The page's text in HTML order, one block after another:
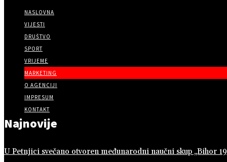
NASLOVNA
VIJESTI
DRUŠTVO
SPORT
VRIJEME
MARKETING
O AGENCIJI
IMPRESUM
KONTAKT
Najnovije
U Petnjici svečano otvoren međunarodni naučni skup „Bihor